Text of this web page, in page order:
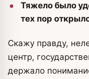
Тяжело было
тех пор
Скажу правду,
центр,
держало